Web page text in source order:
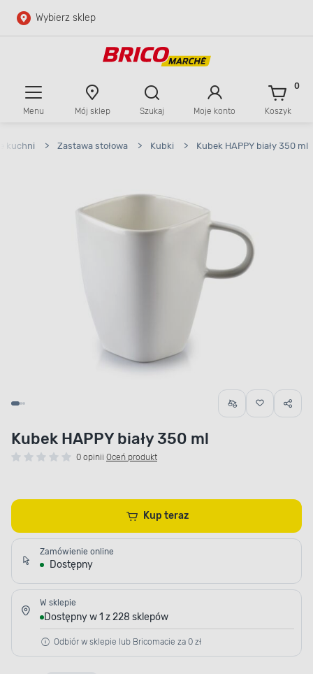
Przejdź do głównej zawartości
Wybierz sklep
Menu Mój sklep Szukaj Moje konto Koszyk
0
kuchni > Zastawa stołowa > Kubki > Kubek HAPPY biały 350 ml
Kubek HAPPY biały 350 ml
0 opinii Oceń produkt
Kup teraz
Zamówienie online
Dostępny
W sklepie
Dostępny w 1 z 228 sklepów
Odbiór w sklepie lub Bricomacie za 0 zł